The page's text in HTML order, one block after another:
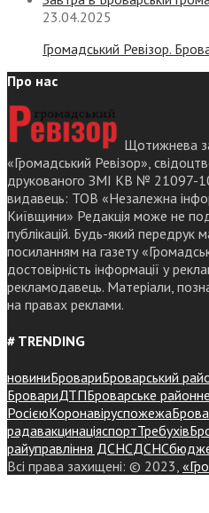
23.04.2025
Громадський Ревізор.
Про нас
Щотижнева
«Громадський Ревізор»,
друкованого ЗМІ КВ № 21097-
видавець: ТОВ «Незалежна
Київщини» Редакція може не
публікацій. Будь-який передрук
посиланням на газету
достовірність інформації у
рекламодавець. Матеріали,
на правах реклами.
# TRENDING
новиниБровариБроварський
БровариДТПБроварське районне
РосієюКоронавіруспожежа
радавакцинаціяспортТребухів
райуправління ДСНСДСНС
Всі права захищені: © 2023,